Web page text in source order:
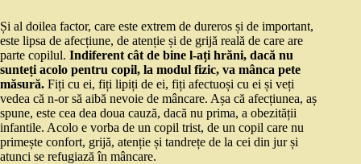
Și al doilea factor, care este extrem de dureros și de important,
este lipsa de afecțiune, de atenție și de grijă reală de care are
parte copilul. Indiferent cât de bine l-ați hrăni, dacă nu
sunteți acolo pentru copil, la modul fizic, va mânca pete
măsură. Fiți cu ei, fiți lipiți de ei, fiți afectuoși cu ei și veți
vedea că n-or să aibă nevoie de mâncare. Așa că afecțiunea, aș
spune, este cea dea doua cauză, dacă nu prima, a obezității
infantile. Acolo e vorba de un copil trist, de un copil care nu
primește confort, grijă, atenție și tandrețe de la cei din jur și
atunci se refugiază în mâncare.